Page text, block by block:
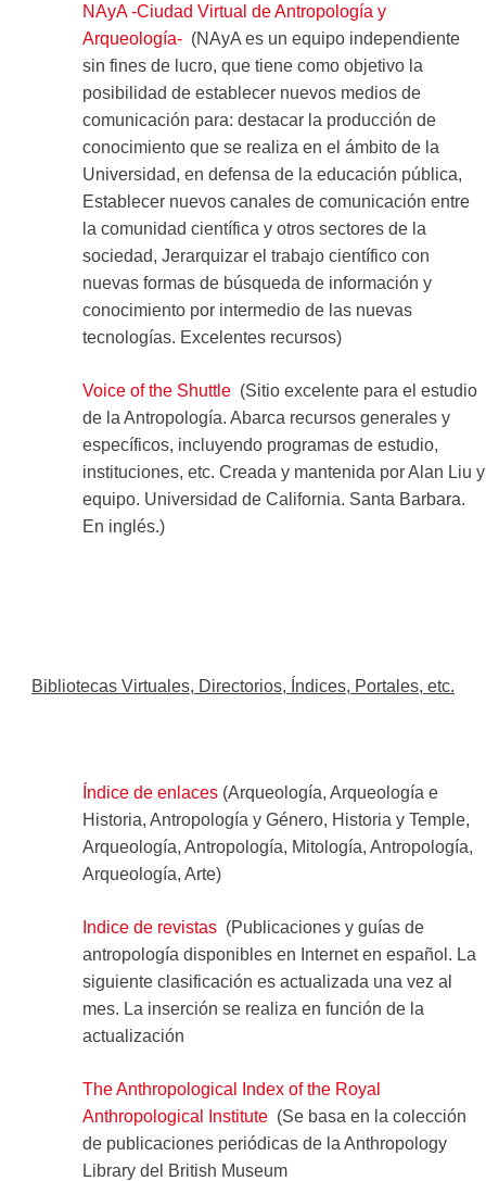
NAyA -Ciudad Virtual de Antropología y
Arqueología-(NAyA es un equipo independiente
sin fines de lucro, que tiene como objetivo la
posibilidad de establecer nuevos medios de
comunicación para: destacar la producción de
conocimiento que se realiza en el ámbito de la
Universidad, en defensa de la educación pública,
Establecer nuevos canales de comunicación entre
la comunidad científica y otros sectores de la
sociedad, Jerarquizar el trabajo científico con
nuevas formas de búsqueda de información y
conocimiento por intermedio de las nuevas
tecnologías. Excelentes recursos)
Voice of the Shuttle(Sitio excelente para el estudio
de la Antropología. Abarca recursos generales y
específicos, incluyendo programas de estudio,
instituciones, etc. Creada y mantenida por Alan Liu y
equipo. Universidad de California. Santa Barbara.
En inglés.)
Bibliotecas Virtuales, Directorios, Índices, Portales, etc.
Índice de enlaces(Arqueología, Arqueología e
Historia, Antropología y Género, Historia y Temple,
Arqueología, Antropología, Mitología, Antropología,
Arqueología, Arte)
Indice de revistas(Publicaciones y guías de
antropología disponibles en Internet en español. La
siguiente clasificación es actualizada una vez al
mes. La inserción se realiza en función de la
actualización
The Anthropological Index of the Royal
Anthropological Institute(Se basa en la colección
de publicaciones periódicas de la Anthropology
Library del British Museum